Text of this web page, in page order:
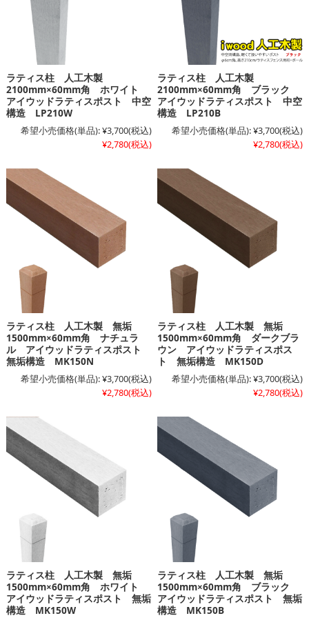
ラティス柱 人工木製
2100mm×60mm角 ホワイト
アイウッドラティスポスト 中空
構造 LP210W
希望小売価格(単品):¥3,700(税込)
¥2,780(税込)
ラティス柱 人工木製
2100mm×60mm角 ブラック
アイウッドラティスポスト 中空
構造 LP210B
希望小売価格(単品):¥3,700(税込)
¥2,780(税込)
ラティス柱 人工木製 無垢
1500mm×60mm角 ナチュラ
ル アイウッドラティスポスト
無垢構造 MK150N
希望小売価格(単品):¥3,700(税込)
¥2,780(税込)
ラティス柱 人工木製 無垢
1500mm×60mm角 ダークブラ
ウン アイウッドラティスポス
ト 無垢構造 MK150D
希望小売価格(単品):¥3,700(税込)
¥2,780(税込)
ラティス柱 人工木製 無垢
1500mm×60mm角 ホワイト
アイウッドラティスポスト 無垢
構造 MK150W
ラティス柱 人工木製 無垢
1500mm×60mm角 ブラック
アイウッドラティスポスト 無垢
構造 MK150B